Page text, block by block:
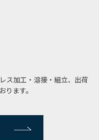
ス加工・溶接・組立、出荷
ります。